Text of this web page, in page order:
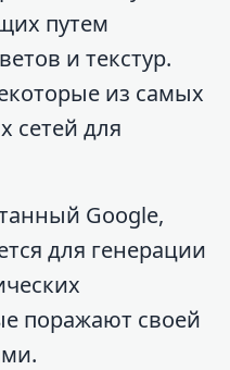
путем
и текстур.
из самых
сетей для
Google,
для генерации
поражают своей